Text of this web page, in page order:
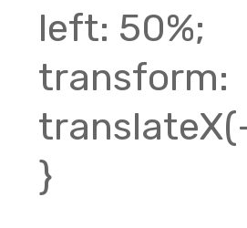
left: 50%;
transform:
}